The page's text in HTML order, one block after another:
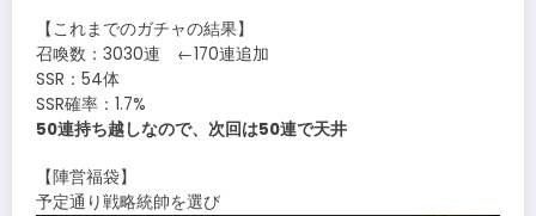
【これまでのガチャの結果】
召喚数：3030連 ←170連追加
SSR：54体
SSR確率：1.7%
50連持ち越しなので、次回は50連で天井
【陣営福袋】
予定通り戦略統帥を選び